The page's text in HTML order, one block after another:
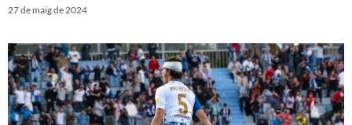
27 de maig de 2024